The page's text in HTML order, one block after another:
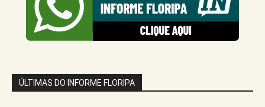
ÚLTIMAS DO INFORME FLORIPA